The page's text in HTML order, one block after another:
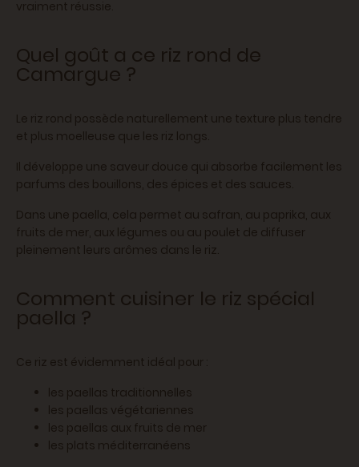
vraiment réussie.
Quel goût a ce riz rond de
Camargue ?
Le riz rond possède naturellement une texture plus tendre
et plus moelleuse que les riz longs.
Il développe une saveur douce qui absorbe facilement les
parfums des bouillons, des épices et des sauces.
Dans une paella, cela permet au safran, au paprika, aux
fruits de mer, aux légumes ou au poulet de diffuser
pleinement leurs arômes dans le riz.
Comment cuisiner le riz spécial
paella ?
Ce riz est évidemment idéal pour :
les paellas traditionnelles
les paellas végétariennes
les paellas aux fruits de mer
les plats méditerranéens